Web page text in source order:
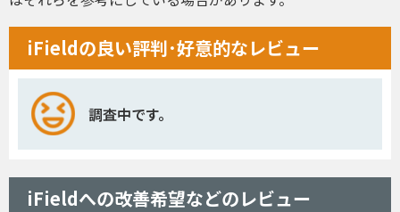
iFieldの良い評判･好意的なレビュー
調査中です。
iFieldへの改善希望などのレビュー